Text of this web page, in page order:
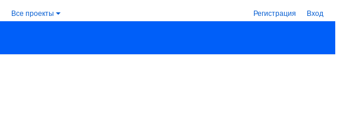
Все проекты Регистрация Вход